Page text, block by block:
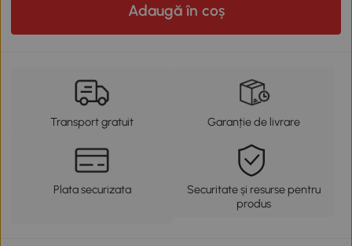
Adaugă în coș
Transport gratuit Garanție de livrare
Plata securizata
Securitate și resurse pentru
produs